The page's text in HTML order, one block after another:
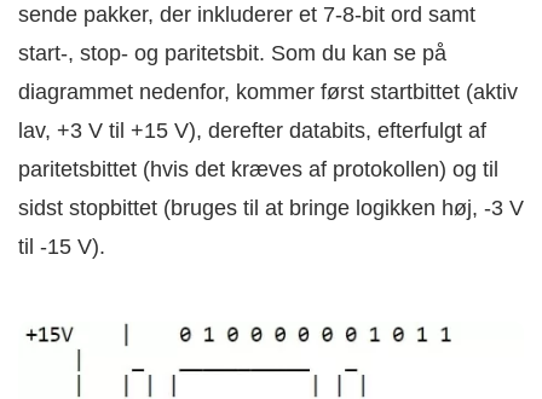
sende pakker, der inkluderer et 7-8-bit ord samt
start-, stop- og paritetsbit. Som du kan se på
diagrammet nedenfor, kommer først startbittet (aktiv
lav, +3 V til +15 V), derefter databits, efterfulgt af
paritetsbittet (hvis det kræves af protokollen) og til
sidst stopbittet (bruges til at bringe logikken høj, -3 V
til -15 V).